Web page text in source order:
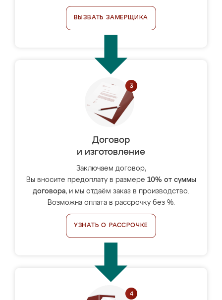
ВЫЗВАТЬ ЗАМЕРЩИКА
Договор
и изготовление
Заключаем договор,
Вы вносите предоплату в размере 10% от суммы
договора, и мы отдаём заказ в производство.
Возможна оплата в рассрочку без %.
УЗНАТЬ О РАССРОЧКЕ